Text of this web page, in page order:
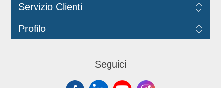
contatto con gli alimenti fino a 40°C.
Lunghezza 15cm, diametro Ø8 mm.
Servizio Clienti
Profilo
Seguici